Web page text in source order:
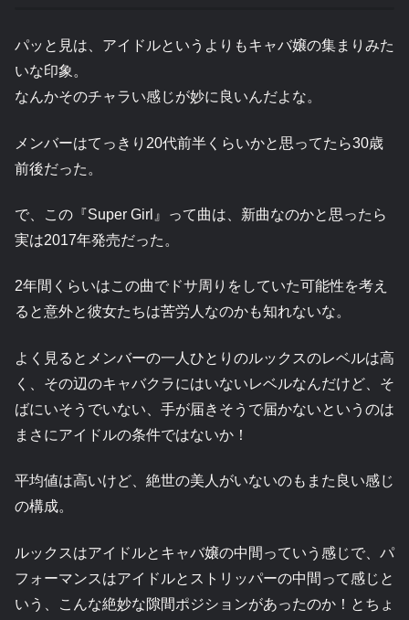
パッと見は、アイドルというよりもキャバ嬢の集まりみた
いな印象。
なんかそのチャラい感じが妙に良いんだよな。
メンバーはてっきり20代前半くらいかと思ってたら30歳
前後だった。
で、この『Super Girl』って曲は、新曲なのかと思ったら
実は2017年発売だった。
2年間くらいはこの曲でドサ周りをしていた可能性を考え
ると意外と彼女たちは苦労人なのかも知れないな。
よく見るとメンバーの一人ひとりのルックスのレベルは高
く、その辺のキャバクラにはいないレベルなんだけど、そ
ばにいそうでいない、手が届きそうで届かないというのは
まさにアイドルの条件ではないか！
平均値は高いけど、絶世の美人がいないのもまた良い感じ
の構成。
ルックスはアイドルとキャバ嬢の中間っていう感じで、パ
フォーマンスはアイドルとストリッパーの中間って感じと
いう、こんな絶妙な隙間ポジションがあったのか！とちょ